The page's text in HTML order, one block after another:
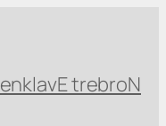
enklavE trebroN